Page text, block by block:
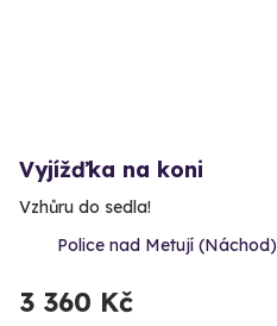
Vyjížďka na koni
Vzhůru do sedla!
Police nad Metují (Náchod)
3 360 Kč